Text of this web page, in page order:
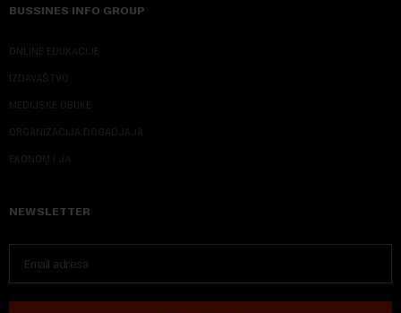
BUSSINES INFO GROUP
ONLINE EDUKACIJE
IZDAVAŠTVO
MEDIJSKE OBUKE
ORGANIZACIJA DOGADJAJA
EKONOM I JA
NEWSLETTER